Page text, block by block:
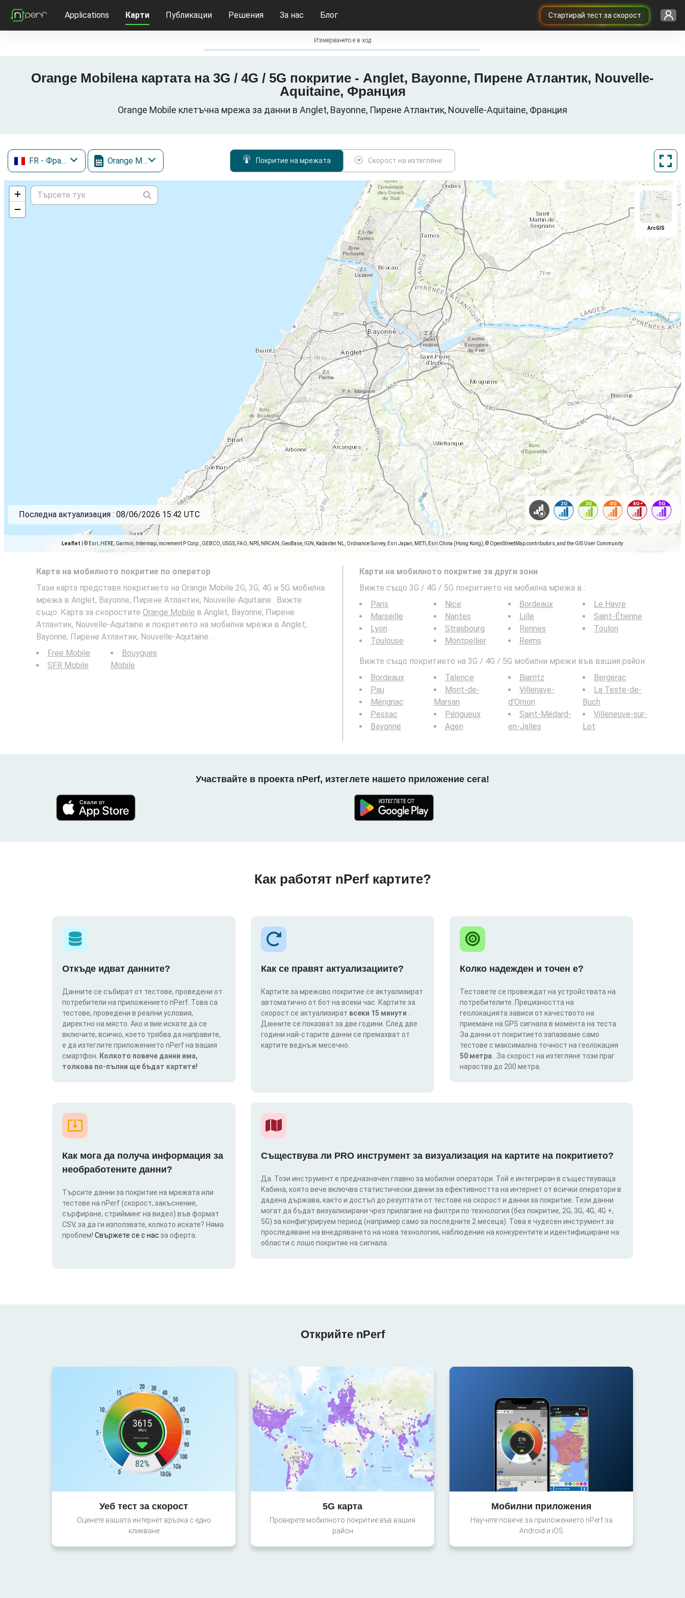
Cтартирай тест за скорост
Applications Карти Публикации Решения За нас Блог
Измерването е в ход
Orange Mobileна картата на 3G / 4G / 5G покритие - Anglet, Bayonne, Пирене Атлантик, Nouvelle-
Aquitaine, Франция
Orange Mobile клетъчна мрежа за данни в Anglet, Bayonne, Пирене Атлантик, Nouvelle-Aquitaine, Франция
FR - Франция Orange Mobile Покритие на мрежата Скорост на изтегляне
+
−
Leaflet © Esri, HERE, Garmin, Intermap, increment P Corp., GEBCO, USGS, FAO, NPS, NRCAN, GeoBase, IGN, Kadaster NL, Ordnance Survey, Esri Japan, METI, Esri China (Hong Kong), © OpenStreetMap contributors, and the GIS User Community
ArcGIS
Последна актуализация : 08/06/2026 15:42 UTC
Карта на мобилното покритие по оператор
Тази карта представя покритието на Orange Mobile 2G, 3G, 4G и 5G мобилна
мрежа в Anglet, Bayonne, Пирене Атлантик, Nouvelle-Aquitaine . Вижте
също: Карта за скоростите Orange Mobile в Anglet, Bayonne, Пирене
Атлантик, Nouvelle-Aquitaine и покритието на мобилни мрежи в Anglet,
Bayonne, Пирене Атлантик, Nouvelle-Aquitaine .
Free Mobile
SFR Mobile
Bouygues
Mobile
Карти на мобилното покритие за други зони
Вижте също 3G / 4G / 5G покритието на мобилна мрежа в :
Paris
Marseille
Lyon
Toulouse
Nice
Nantes
Strasbourg
Montpellier
Bordeaux
Lille
Rennes
Reims
Le Havre
Saint-Étienne
Toulon
Вижте също покритието на 3G / 4G / 5G мобилни мрежи във вашия район:
Bordeaux
Pau
Mérignac
Pessac
Bayonne
Talence
Mont-de-
Marsan
Périgueux
Agen
Biarritz
Villenave-
d’Ornon
Saint-Médard-
en-Jalles
Bergerac
La Teste-de-
Buch
Villeneuve-sur-
Lot
Участвайте в проекта nPerf, изтеглете нашето приложение сега!
Как работят nPerf картите?
Откъде идват данните?
Данните се събират от тестове, проведени от
потребители на приложението nPerf. Това са
тестове, проведени в реални условия,
директно на място. Ако и вие искате да се
включите, всичко, което трябва да направите,
е да изтеглите приложението nPerf на вашия
смартфон.
Колкото повече данни има,
толкова по-пълни ще бъдат картите!
Как се правят актуализациите?
Картите за мрежово покритие се актуализират
автоматично от бот на всеки час. Картите за
скорост се актуализират всеки 15 минути
Данните се показват за две години. След две
години най-старите данни се премахват от
картите веднъж месечно.
Колко надежден и точен е?
Тестовете се провеждат на устройствата на
потребителите. Прецизността на
геолокацията зависи от качеството на
приемане на GPS сигнала в момента на теста.
За данни от покритието запазваме само
тестове с максимална точност на геолокация
50 метра
. За скорост на изтегляне този праг
нараства до 200 метра.
Как мога да получа информация за
необработените данни?
Търсите данни за покритие на мрежата или
тестове на nPerf (скорост, закъснение,
сърфиране, стрийминг на видео) във формат
CSV, за да ги използвате, колкото искате? Няма
проблем! Свържете се с нас за оферта.
Съществува ли PRO инструмент за визуализация на картите на покритието?
Да. Този инструмент е предназначен главно за мобилни оператори. Той е интегриран в съществуваща
Кабина, която вече включва статистически данни за ефективността на интернет от всички оператори в
дадена държава, както и достъп до резултати от тестове на скорост и данни за покритие. Тези данни
могат да бъдат визуализирани чрез прилагане на филтри по технология (без покритие, 2G, 3G, 4G, 4G +,
5G) за конфигурируем период (например само за последните 2 месеца). Това е чудесен инструмент за
проследяване на внедряването на нова технология, наблюдение на конкурентите и идентифициране на
области с лошо покритие на сигнала.
Открийте nPerf
Уеб тест за скорост
Оценете вашата интернет връзка с едно
кликване
5G карта
Проверете мобилното покритие във вашия
район
Мобилни приложения
Научете повече за приложението nPerf за
Android и iOS